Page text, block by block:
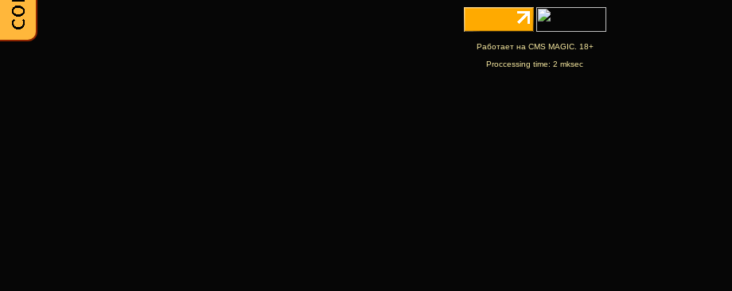
Работает на CMS MAGIC. 18+
Proccessing time: 2 mksec